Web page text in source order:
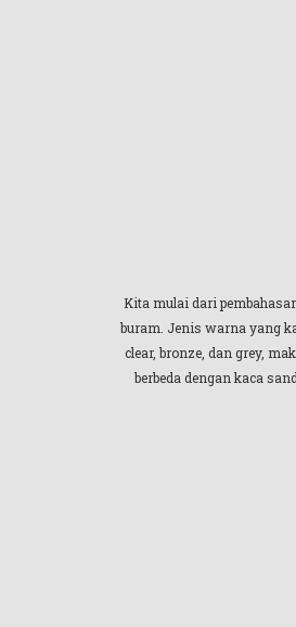
Kita mulai dari
buram. Jenis warna yang
clear, bronze, dan grey,
berbeda dengan kaca